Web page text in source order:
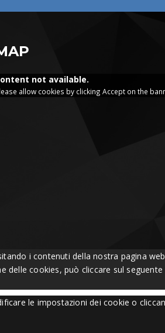
not available.
allow cookies by clicking Accept on the
i contenuti della nostra pagina
delle cookies, può cliccare sul seguente
le impostazioni dei cookie o